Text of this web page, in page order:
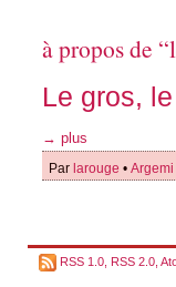
à propos de
Le gros,
→ plus
Par larouge • Argemi
RSS 1.0 RSS 2.0